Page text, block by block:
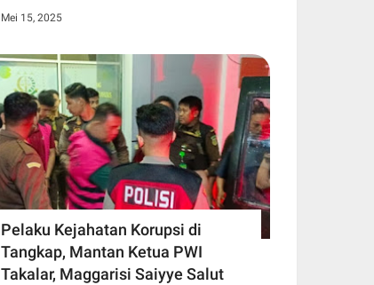
Mei 15, 2025
Pelaku Kejahatan Korupsi di
Tangkap, Mantan Ketua PWI
Takalar, Maggarisi Saiyye Salut